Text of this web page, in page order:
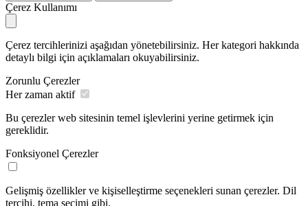
Çerez Kullanımı
Çerez tercihlerinizi aşağıdan yönetebilirsiniz. Her kategori hakkında
detaylı bilgi için açıklamaları okuyabilirsiniz.
Zorunlu Çerezler
Her zaman aktif
Bu çerezler web sitesinin temel işlevlerini yerine getirmek için
gereklidir.
Fonksiyonel Çerezler
Gelişmiş özellikler ve kişiselleştirme seçenekleri sunan çerezler. Dil
tercihi, tema seçimi gibi.